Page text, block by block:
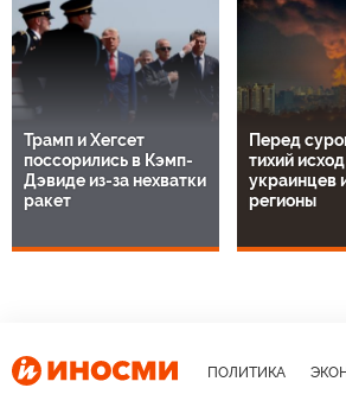
Трамп и Хегсет
поссорились в Кэмп-
Дэвиде из-за нехватки
ракет
Перед
тихий исход
украинцев
регионы
ПОЛИТИКА